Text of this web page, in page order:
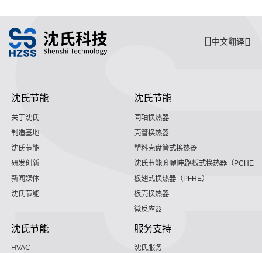
中文翻译
沈氏节能
关于沈氏
制造基地
沈氏节能
研发创新
新闻媒体
沈氏节能
沈氏节能
同轴换热器
壳管换热器
塑料壳盘管式换热器
沈氏节能:印刷电路板式换热器（PCHE）
板翅式换热器（PFHE）
板壳换热器
微反应器
沈氏节能
HVAC
服务支持
沈氏服务